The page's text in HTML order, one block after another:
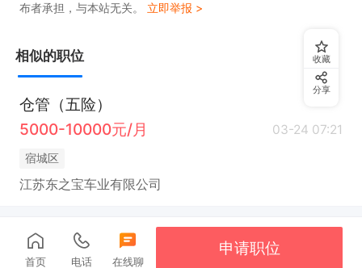
布者承担，与本站无关。 立即举报 >
相似的职位
仓管（五险）
5000-10000元/月
03-24 07:21
宿城区
江苏东之宝车业有限公司
收藏
分享
首页 电话 在线聊
申请职位